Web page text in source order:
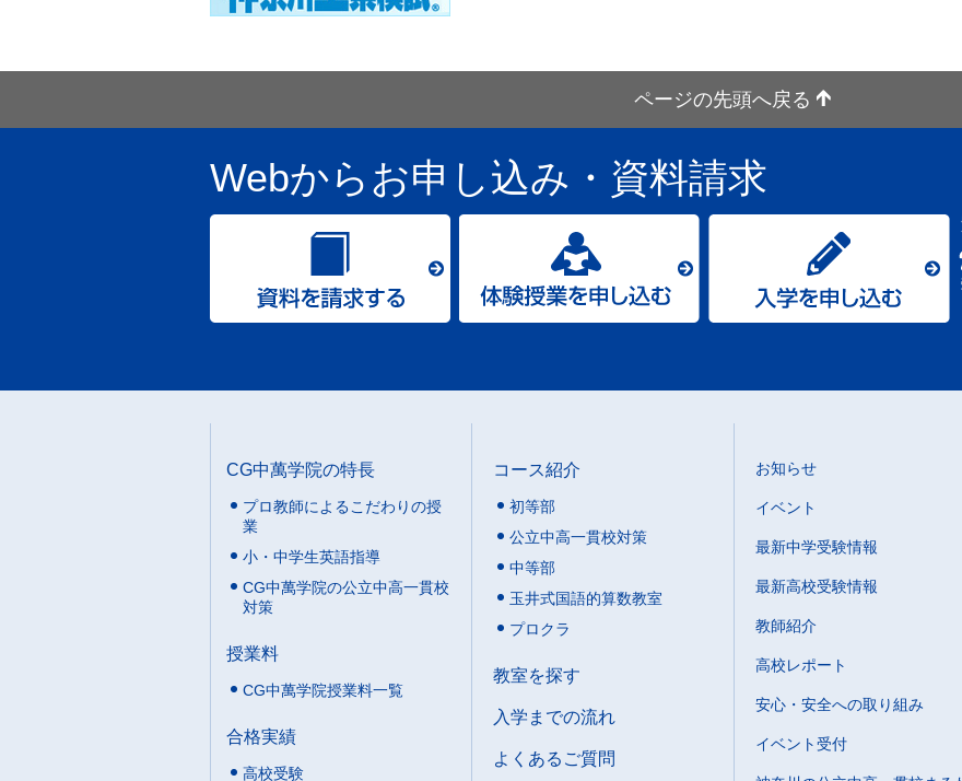
ページの先頭へ戻る
Webからお申し込み ・資料請求
CG中萬学院の特長
プロ教師によるこだわりの授
業
小・中学生英語指導
CG中萬学院の公立中高一貫校
対策
授業料
CG中萬学院授業料一覧
合格実績
高校受験
コース紹介
初等部
公立中高一貫校対策
中等部
玉井式国語的算数教室
プロクラ
教室を探す
入学までの流れ
よくあるご質問
お知らせ
イベント
最新中学受験情報
最新高校受験情報
教師紹介
高校レポート
安心・安全への取り組み
イベント受付